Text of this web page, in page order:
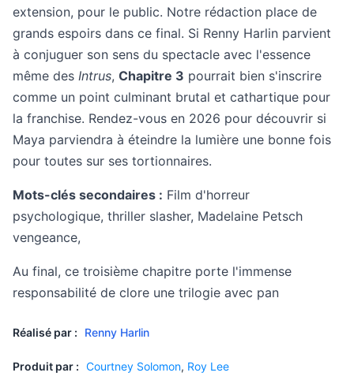
extension, pour le public. Notre rédaction place de
grands espoirs dans ce final. Si Renny Harlin parvient
à conjuguer son sens du spectacle avec l'essence
même des Intrus, Chapitre 3 pourrait bien s'inscrire
comme un point culminant brutal et cathartique pour
la franchise. Rendez-vous en 2026 pour découvrir si
Maya parviendra à éteindre la lumière une bonne fois
pour toutes sur ses tortionnaires.
Mots-clés secondaires : Film d'horreur
psychologique, thriller slasher, Madelaine Petsch
vengeance,
Au final, ce troisième chapitre porte l'immense
responsabilité de clore une trilogie avec pan
Réalisé par : Renny Harlin
Produit par : Courtney Solomon, Roy Lee